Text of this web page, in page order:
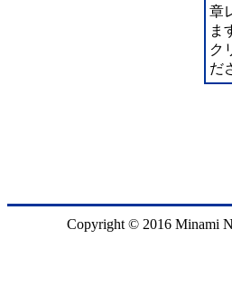
章
ま
ク
だ
Copyright © 2016 Minami